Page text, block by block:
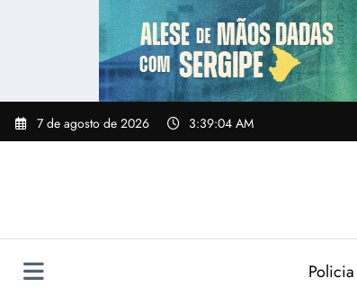
7 de agosto de 2026 3:39:06 AM
Policia